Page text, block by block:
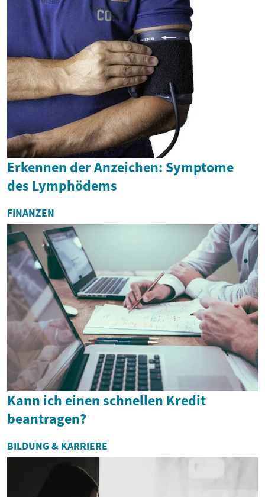
Erkennen der Anzeichen: Symptome
des Lymphödems
FINANZEN
Kann ich einen schnellen Kredit
beantragen?
BILDUNG & KARRIERE